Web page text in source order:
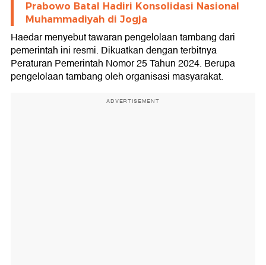
Prabowo Batal Hadiri Konsolidasi Nasional
Muhammadiyah di Jogja
Haedar menyebut tawaran pengelolaan tambang dari
pemerintah ini resmi. Dikuatkan dengan terbitnya
Peraturan Pemerintah Nomor 25 Tahun 2024. Berupa
pengelolaan tambang oleh organisasi masyarakat.
ADVERTISEMENT